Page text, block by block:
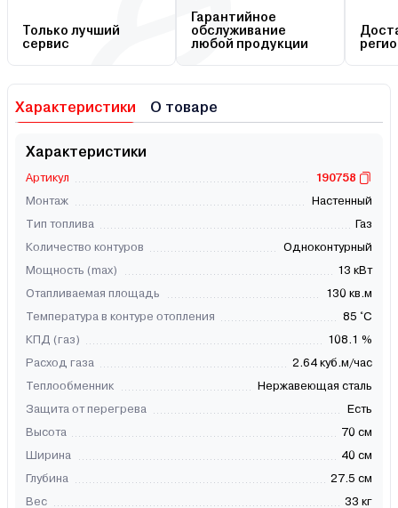
Только лучший
сервис
Гарантийное
обслуживание
любой продукции
Характеристики О товаре
Характеристики
Артикул
190758
Монтаж
Настенный
Тип топлива
Газ
Количество контуров
Одноконтурный
Мощность (max)
13 кВт
Отапливаемая площадь
130 кв.м
Температура в контуре отопления
85 °C
КПД (газ)
108.1 %
Расход газа
2.64 куб.м/час
Теплообменник
Нержавеющая сталь
Защита от перегрева
Есть
Высота
70 см
Ширина
40 см
Глубина
27.5 см
Вес
33 кг